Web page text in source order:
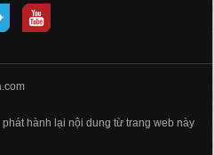
hành lại nội dung từ trang web này